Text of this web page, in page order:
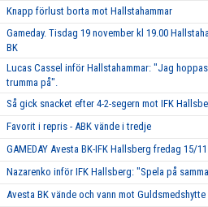
Knapp förlust borta mot Hallstahammar
Gameday. Tisdag 19 november kl 19.00
BK
Lucas Cassel inför Hallstahammar: "Jag
trumma på".
Så gick snacket efter 4-2-segern mot IFK
Favorit i repris - ABK vände i tredje
GAMEDAY Avesta BK-IFK Hallsberg fredag 15/
Nazarenko inför IFK Hallsberg: "Spela på
Avesta BK vände och vann mot Guldsmedshytte